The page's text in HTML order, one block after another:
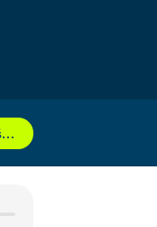
Přihlášení